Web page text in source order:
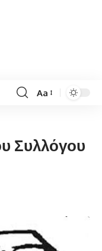
Font
Aa
Συλλόγου